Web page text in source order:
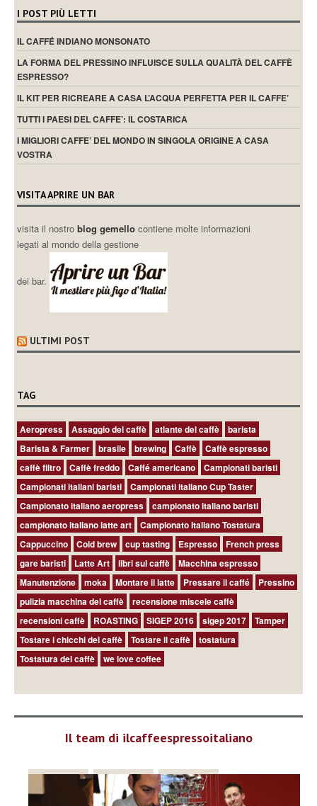
I POST PIÙ LETTI
IL CAFFÉ INDIANO MONSONATO
LA FORMA DEL PRESSINO INFLUISCE SULLA QUALITÀ DEL CAFFÈ
ESPRESSO?
IL KIT PER RICREARE A CASA L’ACQUA PERFETTA PER IL CAFFE’
TUTTI I PAESI DEL CAFFE’: IL COSTARICA
I MIGLIORI CAFFE’ DEL MONDO IN SINGOLA ORIGINE A CASA
VOSTRA
VISITA APRIRE UN BAR
visita il nostroblog gemellocontiene molte informazioni
legati al mondo della gestione
dei bar.
ULTIMI POST
TAG
Aeropress Assaggio del caffè atlante del caffè
barista
Barista & Farmer
brasile brewing Caffè
Caffè espresso
caffè filtro
Caffè freddo Caffé americano
Campionati baristi
Campionati italiani baristi
Campionati italiano Cup Taster
Campionato italiano aeropress
campionato italiano baristi
campionato italiano latte art
Campionato Italiano Tostatura
Cappuccino
Cold brew cup tasting Espresso
French press
gare baristi
Latte Art libri sul caffè
Macchina espresso
Manutenzione
moka Montare il latte Pressare il caffé
Pressino
pulizia macchina del caffè
recensione miscele caffè
recensioni caffè
ROASTING SIGEP 2016 sigep 2017
Tamper
Tostare i chicchi del caffè
Tostare il caffè
tostatura
Tostatura del caffè
we love coffee
Il team di ilcaffeespressoitaliano